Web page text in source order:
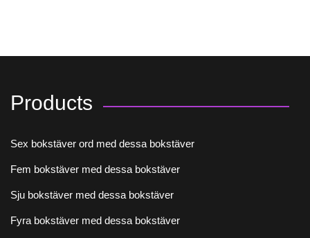
Products
Sex bokstäver ord med dessa bokstäver
Fem bokstäver med dessa bokstäver
Sju bokstäver med dessa bokstäver
Fyra bokstäver med dessa bokstäver